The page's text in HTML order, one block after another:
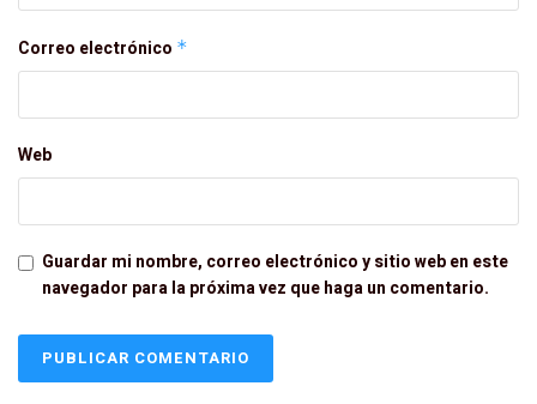
Correo electrónico *
Web
Guardar mi nombre, correo electrónico y sitio web en este
navegador para la próxima vez que haga un comentario.